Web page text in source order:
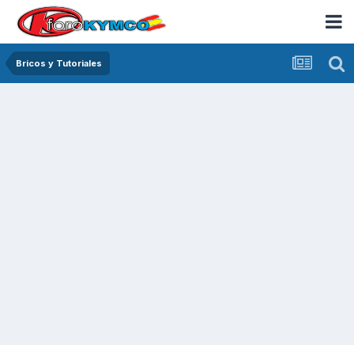
Bricos y Tutoriales